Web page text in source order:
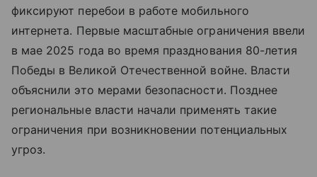
фиксируют перебои в работе мобильного
интернета. Первые масштабные ограничения ввели
в мае 2025 года во время празднования 80-летия
Победы в Великой Отечественной войне. Власти
объяснили это мерами безопасности. Позднее
региональные власти начали применять такие
ограничения при возникновении потенциальных
угроз.